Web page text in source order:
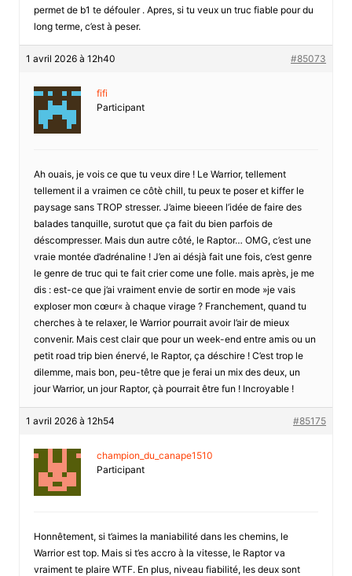
permet de b1 te défouler . Apres, si tu veux un truc fiable pour du
long terme, c’est à peser.
1 avril 2026 à 12h40 #85073
fifi
Participant
Ah ouais, je vois ce que tu veux dire ! Le Warrior, tellement
tellement il a vraimen ce côtè chill, tu peux te poser et kiffer le
paysage sans TROP stresser. J’aime bieeen l’idée de faire des
balades tanquille, surotut que ça fait du bien parfois de
déscompresser. Mais dun autre côté, le Raptor… OMG, c’est une
vraie montée d’adrénaline ! J’en ai désjà fait une fois, c’est genre
le genre de truc qui te fait crier come une folle. mais après, je me
dis : est-ce que j’ai vraiment envie de sortir en mode »je vais
exploser mon cœur« à chaque virage ? Franchement, quand tu
cherches à te relaxer, le Warrior pourrait avoir l’air de mieux
convenir. Mais cest clair que pour un week-end entre amis ou un
petit road trip bien énervé, le Raptor, ça déschire ! C’est trop le
dilemme, mais bon, peu-têtre que je ferai un mix des deux, un
jour Warrior, un jour Raptor, çà pourrait être fun ! Incroyable !
1 avril 2026 à 12h54 #85175
champion_du_canape1510
Participant
Honnêtement, si t’aimes la maniabilité dans les chemins, le
Warrior est top. Mais si t’es accro à la vitesse, le Raptor va
vraiment te plaire WTF. En plus, niveau fiabilité, les deux sont